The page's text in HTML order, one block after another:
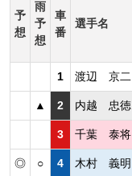
予
想
雨
予
想
車
番
選手名
1 渡辺 京二
▲ 2 内越 忠徳
3 千葉 泰将
◎ ○ 4 木村 義明